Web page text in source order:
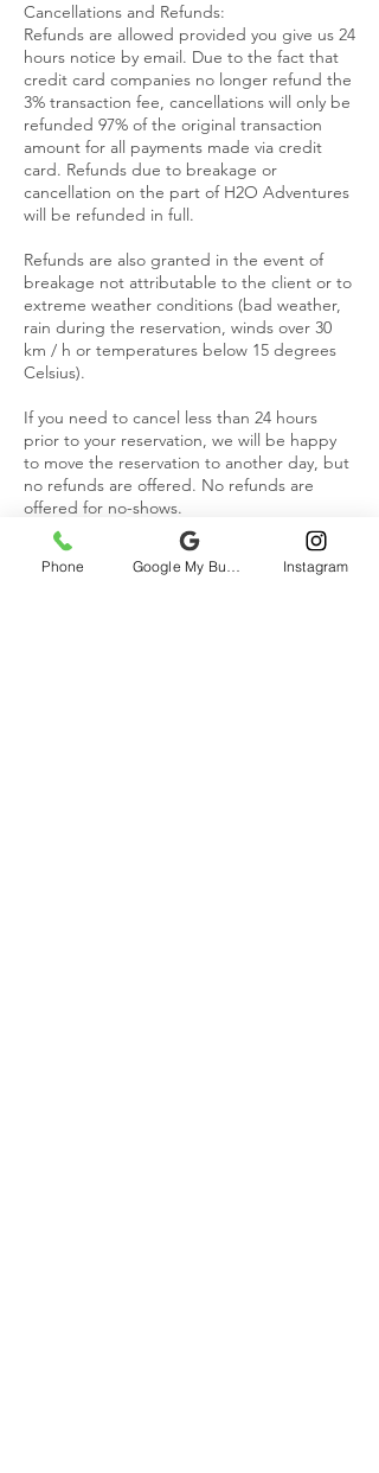
Cancellations and Refunds:
Refunds are allowed provided you give us 24
hours notice by email. Due to the fact that
credit card companies no longer refund the
3% transaction fee, cancellations will only be
refunded 97% of the original transaction
amount for all payments made via credit
card. Refunds due to breakage or
cancellation on the part of H2O Adventures
will be refunded in full.
Refunds are also granted in the event of
breakage not attributable to the client or to
extreme weather conditions (bad weather,
rain during the reservation, winds over 30
km / h or temperatures below 15 degrees
Celsius).
If you need to cancel less than 24 hours
prior to your reservation, we will be happy
to move the reservation to another day, but
no refunds are offered. No refunds are
offered for no-shows.
Phone Instagram